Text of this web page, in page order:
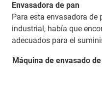
Envasadora de pan
Para esta envasadora de
industrial, había que
adecuados para el
Máquina de envasado de